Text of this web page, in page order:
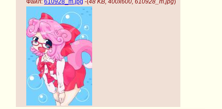
Файл: 610928_m.jpg -(48 KB, 400x600, 610928_m.jpg)